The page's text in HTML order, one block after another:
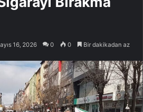
16, 2026 0 0 Bir dakikadan az